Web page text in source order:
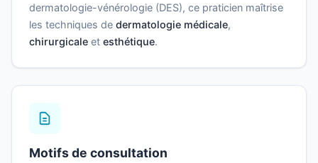
dermatologie-vénérologie (DES), ce praticien maîtrise
les techniques de dermatologie médicale,
chirurgicale et esthétique.
Motifs de consultation